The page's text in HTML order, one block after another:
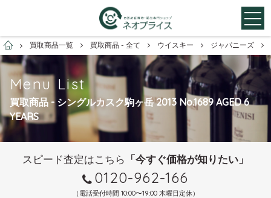
お酒買取専門店ネオプライス
買取商品一覧 買取商品 - 全て ウイスキー ジャパニーズ
Menu List
買取商品 - シングルカスク駒ヶ岳 2013 No.1689 AGED 6
YEARS
スピード査定はこちら 「今すぐ価格が知りたい」
0120-962-166
（電話受付時間 10:00〜19:00 木曜日定休）